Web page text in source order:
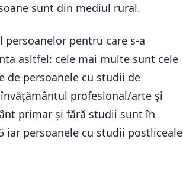
sunt din mediul rural.
pentru care s-a
asltfel: cele mai multe sunt cele
de persoanele cu studii de
profesional/arte și
primar și fără studii sunt în
iar persoanele cu studii postliceale